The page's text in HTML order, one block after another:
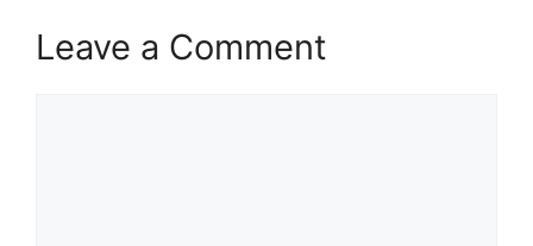
Leave a Comment